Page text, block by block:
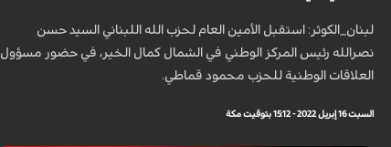
لبنان_الكوثر: استقبل الأمين العام لحزب الله اللبناني السيد حسن
نصرالله ‏رئيس المركز الوطني في الشمال كمال الخير، في حضور مسؤول
العلاقات الوطنية للحزب محمود قماطي.
السبت 16 إبريل 2022 - 15:12 بتوقيت مكة